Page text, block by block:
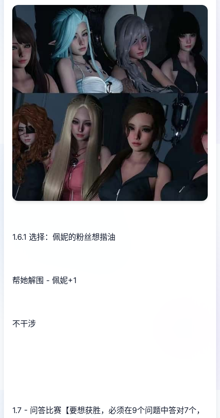
1.6.1 选择：佩妮的粉丝想揩油
帮她解围 - 佩妮+1
不干涉
1.7 - 问答比赛【要想获胜，必须在9个问题中答对7个，